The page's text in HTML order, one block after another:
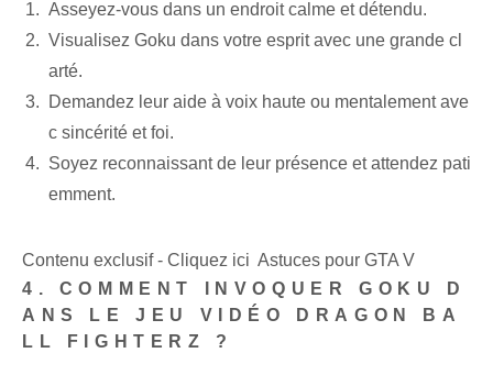
Asseyez-vous dans un endroit calme et détendu.
Visualisez Goku dans votre esprit avec une grande cl
arté.
Demandez leur aide à voix haute ou mentalement ave
c sincérité et foi.
Soyez reconnaissant de leur présence et attendez pati
emment.
Contenu exclusif - Cliquez ici Astuces pour GTA V
4. COMMENT INVOQUER GOKU D
ANS LE JEU VIDÉO DRAGON BA
LL FIGHTERZ ?